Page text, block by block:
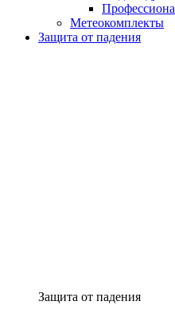
Метеокомплекты
Защита от падения
Защита от падения